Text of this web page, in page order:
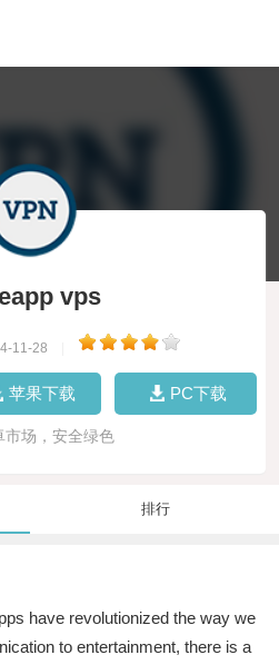
vps
11-28
苹果下载 PC下载
市场，安全绿色
排行
have revolutionized the way we
to entertainment, there is a